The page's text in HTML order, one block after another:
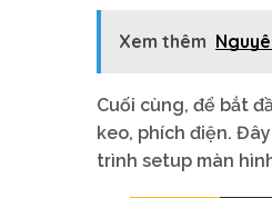
Xem thêm
Cuối cùng, để bắt
keo, phích điện.
trình setup màn